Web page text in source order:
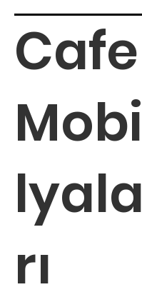
Cafe
Mobi
lyala
rı